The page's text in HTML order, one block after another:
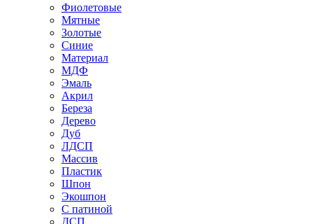
Фиолетовые
Мятные
Золотые
Синие
Материал
МДФ
Эмаль
Акрил
Береза
Дерево
Дуб
ЛДСП
Массив
Пластик
Шпон
Экошпон
С патиной
ДСП